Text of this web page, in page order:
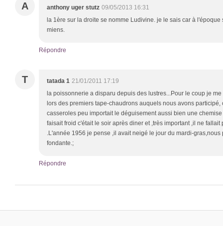
A anthony uger stutz 09/05/2013 16:31
la 1ère sur la droite se nomme Ludivine. je le sais car à
miens.
Répondre
T tatada 1 21/01/2011 17:19
la poissonnerie a disparu depuis des lustres...Pour le coup je
lors des premiers tape-chaudrons auquels nous avons participé,
casseroles peu importait le déguisement aussi bien une
faisait froid c'était le soir après diner et ,très important ,il ne
.L'année 1956 je pense ,il avait neigé le jour du mardi-
fondante.;
Répondre